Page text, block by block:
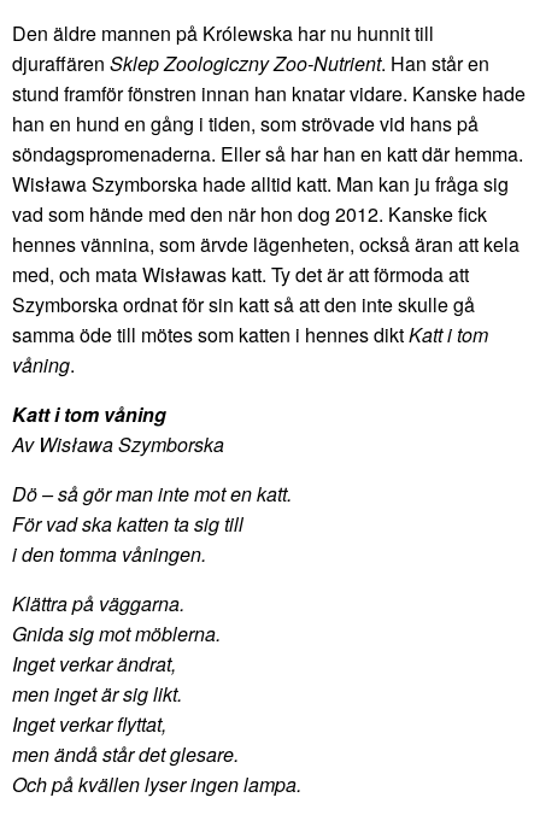
Den äldre mannen på Królewska har nu hunnit till
djuraffären Sklep Zoologiczny Zoo-Nutrient. Han står en
stund framför fönstren innan han knatar vidare. Kanske hade
han en hund en gång i tiden, som strövade vid hans på
söndagspromenaderna. Eller så har han en katt där hemma.
Wisława Szymborska hade alltid katt. Man kan ju fråga sig
vad som hände med den när hon dog 2012. Kanske fick
hennes vännina, som ärvde lägenheten, också äran att kela
med, och mata Wisławas katt. Ty det är att förmoda att
Szymborska ordnat för sin katt så att den inte skulle gå
samma öde till mötes som katten i hennes diktKatt i tom
våning.
Katt i tom våning
Av Wisława Szymborska
Dö – så gör man inte mot en katt.
För vad ska katten ta sig till
i den tomma våningen.
Klättra på väggarna.
Gnida sig mot möblerna.
Inget verkar ändrat,
men inget är sig likt.
Inget verkar flyttat,
men ändå står det glesare.
Och på kvällen lyser ingen lampa.